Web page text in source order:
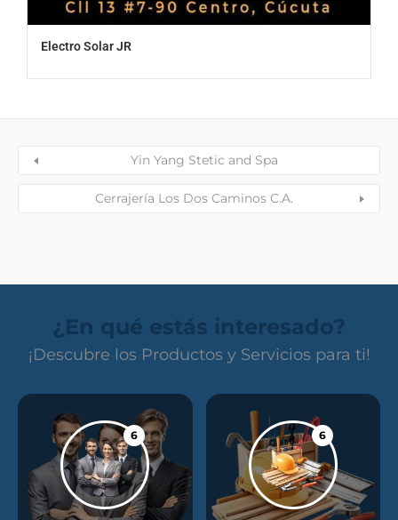
Electro Solar JR
Yin Yang Stetic and Spa
Cerrajería Los Dos Caminos C.A.
¿En qué estás interesado?
¡Descubre los Productos y Servicios para ti!
6 6